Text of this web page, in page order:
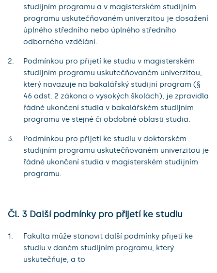
studijním programu a v magisterském studijním
programu uskutečňovaném univerzitou je dosažení
úplného středního nebo úplného středního
odborného vzdělání.
Podmínkou pro přijetí ke studiu v magisterském
studijním programu uskutečňovaném univerzitou,
který navazuje na bakalářský studijní program (§
46 odst. 2 zákona o vysokých školách), je zpravidla
řádné ukončení studia v bakalářském studijním
programu ve stejné či obdobné oblasti studia.
Podmínkou pro přijetí ke studiu v doktorském
studijním programu uskutečňovaném univerzitou je
řádné ukončení studia v magisterském studijním
programu.
Čl. 3 Další podmínky pro přijetí ke studiu
Fakulta může stanovit další podmínky přijetí ke
studiu v daném studijním programu, který
uskutečňuje, a to